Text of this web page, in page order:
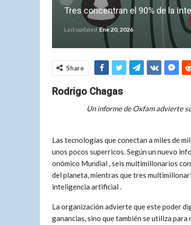
Tres concentran el 90% de la
Last updated Ene 20, 2026
Share
Rodrigo Chagas
Un informe de Oxfam advierte
Las tecnologías que conectan a miles de
unos pocos superricos. Según un nuevo
onómico Mundial , seis multimillonarios
del planeta, mientras que tres
inteligencia artificial .
La organización advierte que este poder
ganancias, sino que también se utiliza